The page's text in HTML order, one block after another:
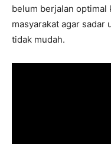
belum berjalan optimal
masyarakat agar sadar
tidak mudah.